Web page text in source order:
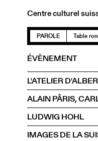
Centre culturel
PAROLE Table
ÉVÈNEMENT
L'ATELIER
ALAIN PÂRIS,
LUDWIG HOHL
IMAGES DE LA